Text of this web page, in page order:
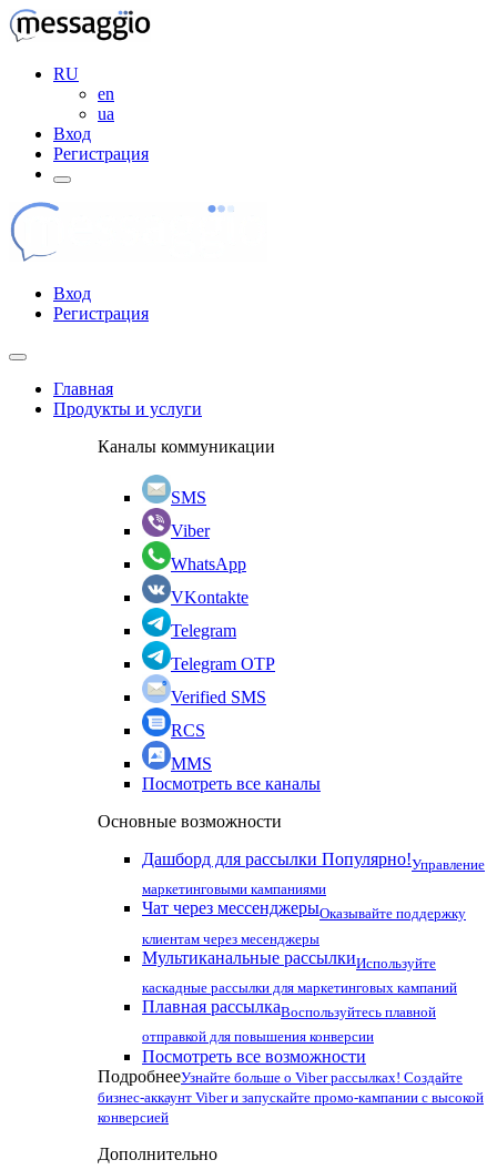
RU
en
ua
Вход
Регистрация
Вход
Регистрация
Главная
Продукты и услуги
Каналы коммуникации
SMS
Viber
WhatsApp
VKontakte
Telegram
Telegram OTP
Verified SMS
RCS
MMS
Посмотреть все каналы
Основные возможности
Дашборд для рассылки Популярно!Управление
маркетинговыми кампаниями
Чат через мессенджерыОказывайте поддержку
клиентам через месенджеры
Мультиканальные рассылкиИспользуйте
каскадные рассылки для маркетинговых кампаний
Плавная рассылкаВоспользуйтесь плавной
отправкой для повышения конверсии
Посмотреть все возможности
ПодробнееУзнайте больше о Viber рассылках! Создайте
бизнес-аккаунт Viber и запускайте промо-кампании с высокой
конверсией
Дополнительно